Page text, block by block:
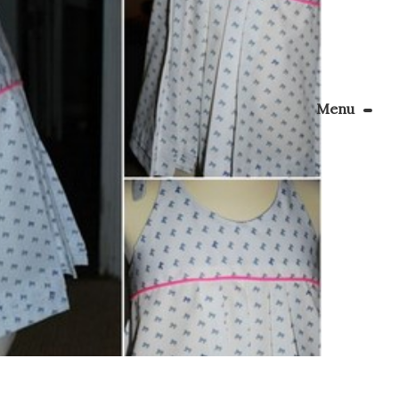
Menu
Le Blog
Apprendre la couture
son coin couture
Personnalisez vos tissus